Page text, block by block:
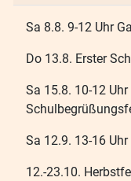
Sa 8.8. 9-12 Uhr
Do 13.8. Erster
Sa 15.8. 10-12
Sa 12.9. 13-16
12.-23.10.